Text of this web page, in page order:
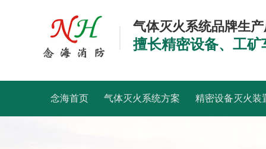
气体灭火系统品牌生
擅长精密设备、工
念海首页 气体灭火系统方案 精密设备灭火装